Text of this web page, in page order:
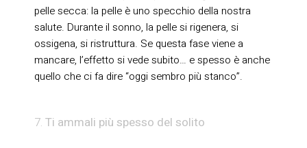
pelle secca: la pelle è uno specchio della nostra
salute. Durante il sonno, la pelle si rigenera, si
ossigena, si ristruttura. Se questa fase viene a
mancare, l’effetto si vede subito… e spesso è anche
quello che ci fa dire “oggi sembro più stanco”.
Ti ammali più spesso del solito